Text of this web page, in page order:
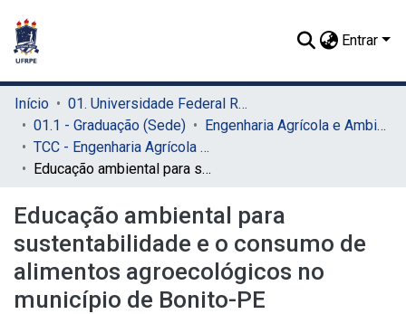
Entrar
Início
01. Universidade Federal Rural de Pernambuco - UFRPE (Sede)
01.1 - Graduação (Sede)
Engenharia Agrícola e Ambiental (Sede)
TCC - Engenharia Agrícola e Ambiental (Sede)
Educação ambiental para sustentabilidade e o consumo de alimentos agroecológicos no município de Bonito-PE
Educação ambiental para
sustentabilidade e o consumo de
alimentos agroecológicos no
município de Bonito-PE